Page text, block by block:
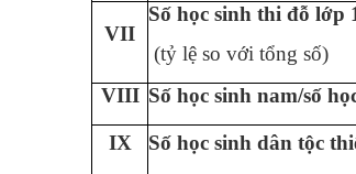
VII
Số học sinh thi đỗ lớp
(tỷ lệ so với tổng số)
VIII Số học sinh nam/số
IX Số học sinh dân tộc